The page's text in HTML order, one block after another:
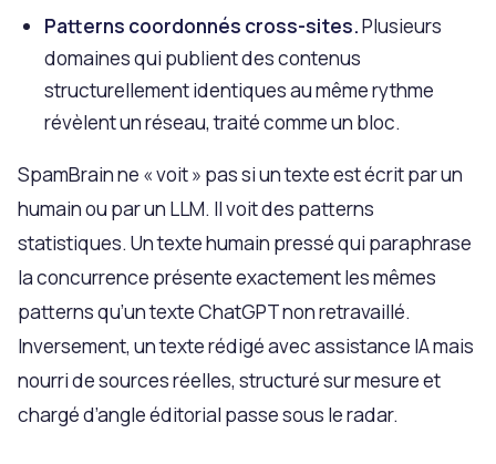
Patterns coordonnés cross-sites.Plusieurs
domaines qui publient des contenus
structurellement identiques au même rythme
révèlent un réseau, traité comme un bloc.
SpamBrain ne « voit » pas si un texte est écrit par un
humain ou par un LLM. Il voit des patterns
statistiques. Un texte humain pressé qui paraphrase
la concurrence présente exactement les mêmes
patterns qu’un texte ChatGPT non retravaillé.
Inversement, un texte rédigé avec assistance IA mais
nourri de sources réelles, structuré sur mesure et
chargé d’angle éditorial passe sous le radar.